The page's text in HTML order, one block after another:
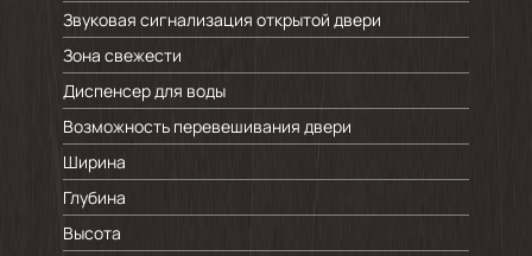
Звуковая сигнализация открытой двери
Зона свежести
Диспенсер для воды
Возможность перевешивания двери
Ширина
Глубина
Высота